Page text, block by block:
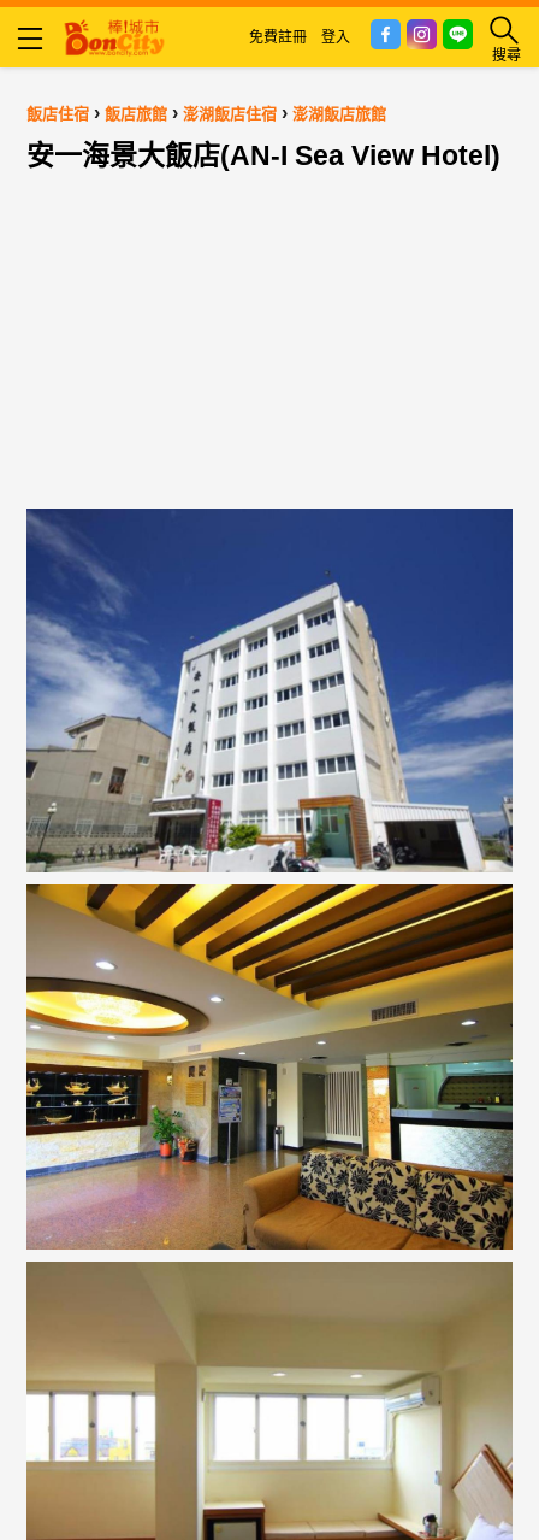
搜尋
免費註冊 登入
飯店住宿 ›飯店旅館 ›澎湖飯店住宿 ›澎湖飯店旅館
安一海景大飯店(AN-I Sea View Hotel)